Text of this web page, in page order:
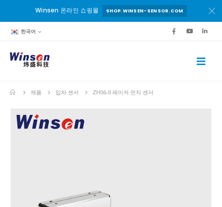
Winsen 온라인 쇼핑몰 SHOP.WINSEN-SENSOR.COM
한국어
제품 입자 센서 ZH06-II 레이저 먼지 센서